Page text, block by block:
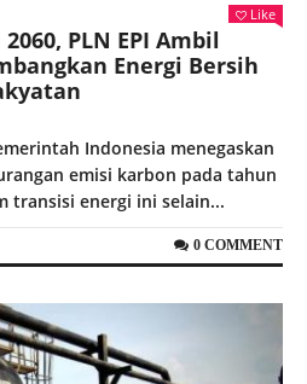
Like
PLN EPI Ambil
Energi Bersih
Indonesia menegaskan
emisi karbon pada tahun
transisi energi ini selain...
0 COMMENT